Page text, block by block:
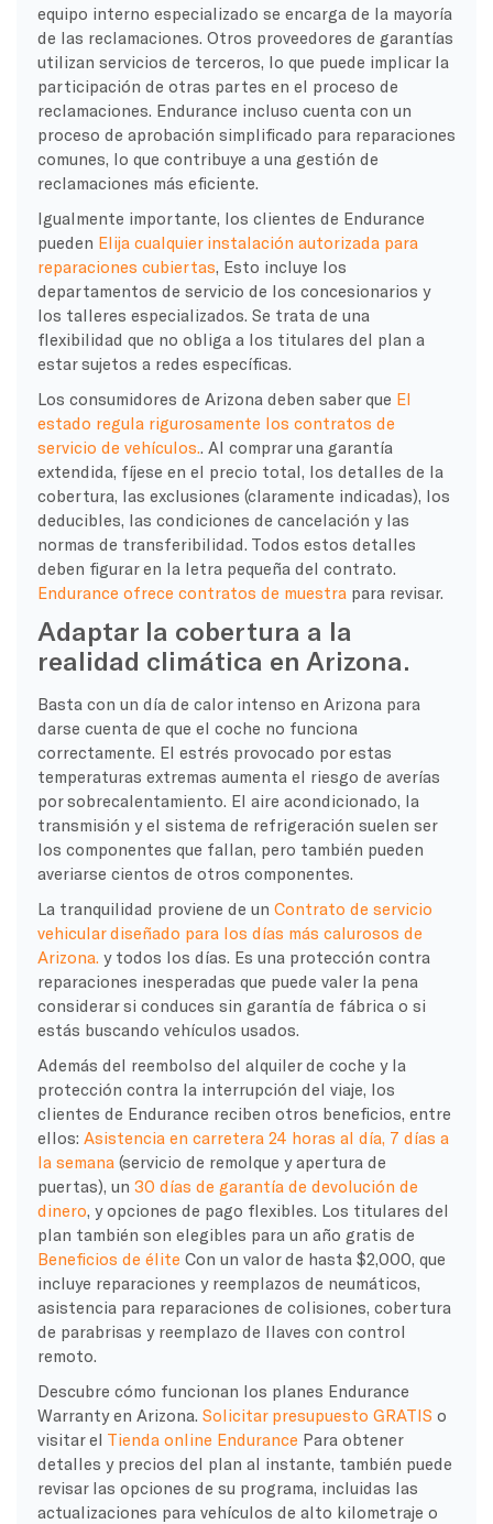
equipo interno especializado se encarga de la mayoría
de las reclamaciones. Otros proveedores de garantías
utilizan servicios de terceros, lo que puede implicar la
participación de otras partes en el proceso de
reclamaciones. Endurance incluso cuenta con un
proceso de aprobación simplificado para reparaciones
comunes, lo que contribuye a una gestión de
reclamaciones más eficiente.
Igualmente importante, los clientes de Endurance
pueden Elija cualquier instalación autorizada para
reparaciones cubiertas, Esto incluye los
departamentos de servicio de los concesionarios y
los talleres especializados. Se trata de una
flexibilidad que no obliga a los titulares del plan a
estar sujetos a redes específicas.
Los consumidores de Arizona deben saber que El
estado regula rigurosamente los contratos de
servicio de vehículos.. Al comprar una garantía
extendida, fíjese en el precio total, los detalles de la
cobertura, las exclusiones (claramente indicadas), los
deducibles, las condiciones de cancelación y las
normas de transferibilidad. Todos estos detalles
deben figurar en la letra pequeña del contrato.
Endurance ofrece contratos de muestrapara revisar.
Adaptar la cobertura a la
realidad climática en Arizona.
Basta con un día de calor intenso en Arizona para
darse cuenta de que el coche no funciona
correctamente. El estrés provocado por estas
temperaturas extremas aumenta el riesgo de averías
por sobrecalentamiento. El aire acondicionado, la
transmisión y el sistema de refrigeración suelen ser
los componentes que fallan, pero también pueden
averiarse cientos de otros componentes.
La tranquilidad proviene de un Contrato de servicio
vehicular diseñado para los días más calurosos de
Arizona. y todos los días. Es una protección contra
reparaciones inesperadas que puede valer la pena
considerar si conduces sin garantía de fábrica o si
estás buscando vehículos usados.
Además del reembolso del alquiler de coche y la
protección contra la interrupción del viaje, los
clientes de Endurance reciben otros beneficios, entre
ellos: Asistencia en carretera 24 horas al día, 7 días a
la semana(servicio de remolque y apertura de
puertas), un 30 días de garantía de devolución de
dinero, y opciones de pago flexibles. Los titulares del
plan también son elegibles para un año gratis de
Beneficios de élite Con un valor de hasta $2,000, que
incluye reparaciones y reemplazos de neumáticos,
asistencia para reparaciones de colisiones, cobertura
de parabrisas y reemplazo de llaves con control
remoto.
Descubre cómo funcionan los planes Endurance
Warranty en Arizona. Solicitar presupuesto GRATIS o
visitar el Tienda online Endurance Para obtener
detalles y precios del plan al instante, también puede
revisar las opciones de su programa, incluidas las
actualizaciones para vehículos de alto kilometraje o